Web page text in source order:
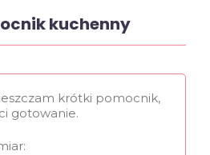
kuchenny
krótki pomocnik,
gotowanie.